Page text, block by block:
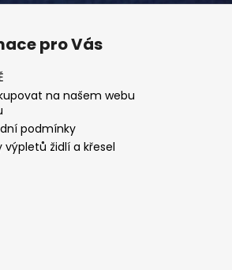
pro Vás
na našem webu
podmínky
výpletů židlí a křesel